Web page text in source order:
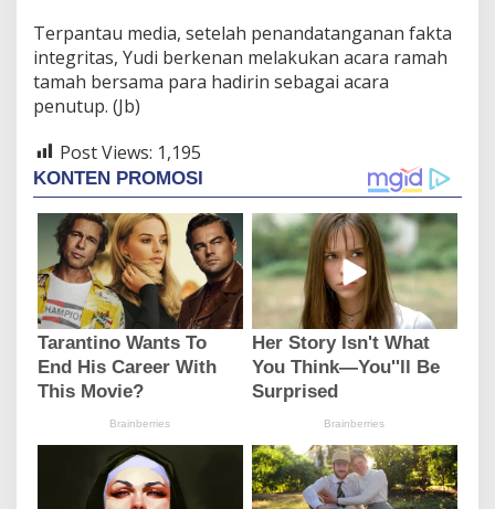
Terpantau media, setelah penandatanganan fakta
integritas, Yudi berkenan melakukan acara ramah
tamah bersama para hadirin sebagai acara
penutup. (Jb)
Post Views: 1,195